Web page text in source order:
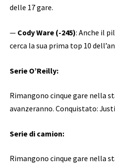
delle 17 gare.
— Cody Ware (-245): Anche il
cerca la sua prima top 10
Serie O’Reilly:
Rimangono cinque gare nella
avanzeranno. Conquistato:
Serie di camion:
Rimangono cinque gare nella